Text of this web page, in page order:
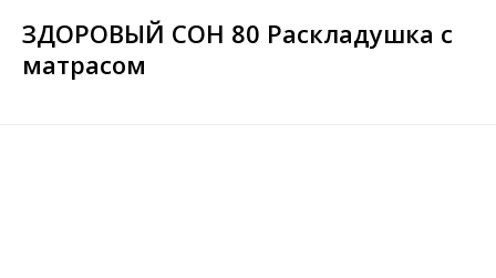
ЗДОРОВЫЙ СОН 80 Раскладушка с
матрасом